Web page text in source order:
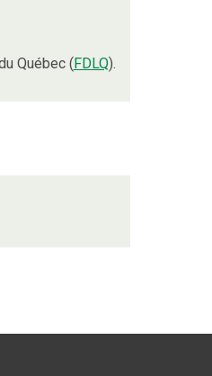
Québec (FDLQ).